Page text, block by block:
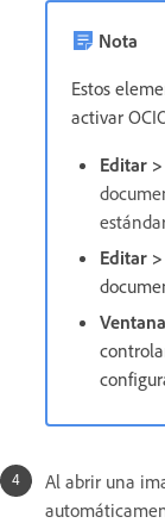
Nota
Estos
activar
Editar
Editar
Al abrir una